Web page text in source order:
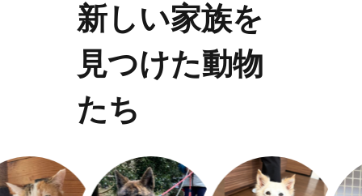
新しい家族を
見つけた動物
たち